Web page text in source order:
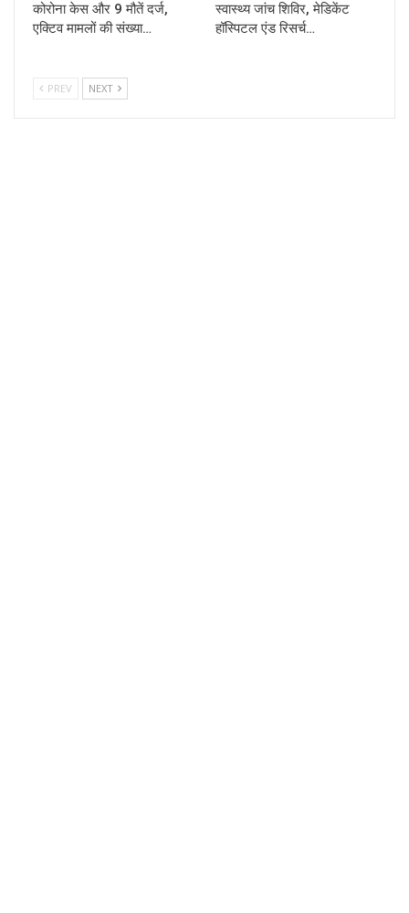
कोरोना केस और 9 मौतें दर्ज,
एक्टिव मामलों की संख्या…
स्वास्थ्य जांच शिविर, मेडिकेंट
हॉस्पिटल एंड रिसर्च…
PREV NEXT